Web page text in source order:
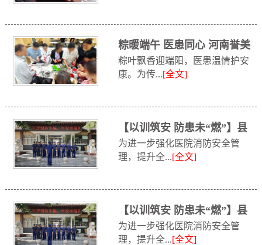
粽暖端午 医患同心 河南誉美
肾病医...
粽叶飘香迎端阳，医患温情护安
康。为传...[全文]
【以训筑安 防患未“燃”】县
消防救援...
为进一步强化医院消防安全管
理，提升全...[全文]
【以训筑安 防患未“燃”】县
消防救援...
为进一步强化医院消防安全管
理，提升全...[全文]